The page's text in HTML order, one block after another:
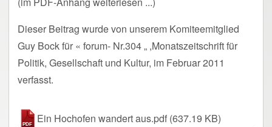
Dieser Beitrag wurde von unserem Komiteemitglied
Guy Bock für « forum- Nr.304 „ ,Monatszeitschrift für
Politik, Gesellschaft und Kultur, im Februar 2011
verfasst.
Ein Hochofen wandert aus.pdf (637.19 KB)